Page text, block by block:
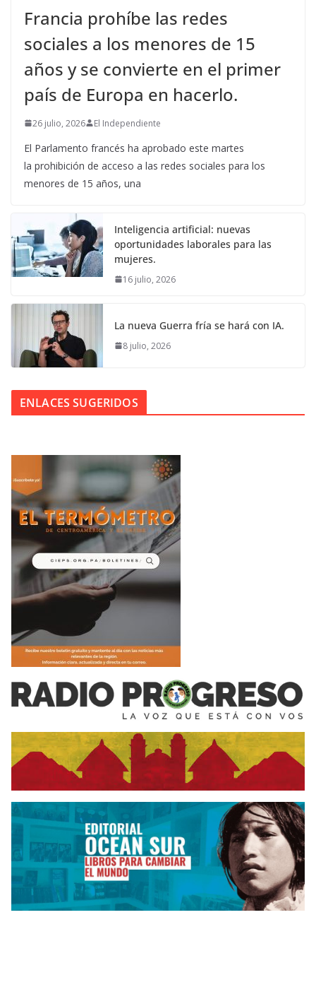
Francia prohíbe las redes
sociales a los menores de 15
años y se convierte en el primer
país de Europa en hacerlo.
26 julio, 2026 El Independiente
El Parlamento francés ha aprobado este martes
la prohibición de acceso a las redes sociales para los
menores de 15 años, una
Inteligencia artificial: nuevas
oportunidades laborales para las
mujeres.
16 julio, 2026
La nueva Guerra fría se hará con IA.
8 julio, 2026
ENLACES SUGERIDOS